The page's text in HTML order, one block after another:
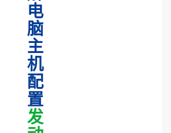
电
脑
主
机
配
置
发